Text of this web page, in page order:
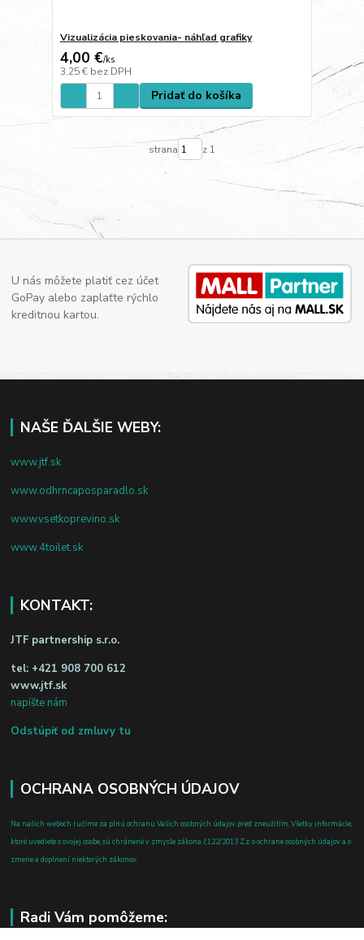
Vizualizácia pieskovania- náhľad grafiky
4,00 €/ks
3,25 € bez DPH
Pridať do košíka
strana z 1
U nás môžete platiť cez účet
GoPay alebo zaplaťte rýchlo
kreditnou kartou.
NAŠE ĎALŠIE WEBY:
www.jtf.sk
www.odhrncaposparadlo.sk
www.vsetkoprevino.sk
www.4toilet.sk
KONTAKT:
JTF partnership s.r.o.
tel: +421 908 700 612
www.jtf.sk
napíšte nám
Odstúpiť od zmluvy tu
OCHRANA OSOBNÝCH ÚDAJOV
Na našich weboch ručíme za plnú ochranu Vašich osobných údajov pred zneužitím. Všetky informácie,
ktoré uvediete o svojej osobe, sú chránené v zmysle zákona č.122/2013 Z.z. o ochrane osobných údajov a o
zmene a doplnení niektorých zákonov.
Radi Vám pomôžeme: